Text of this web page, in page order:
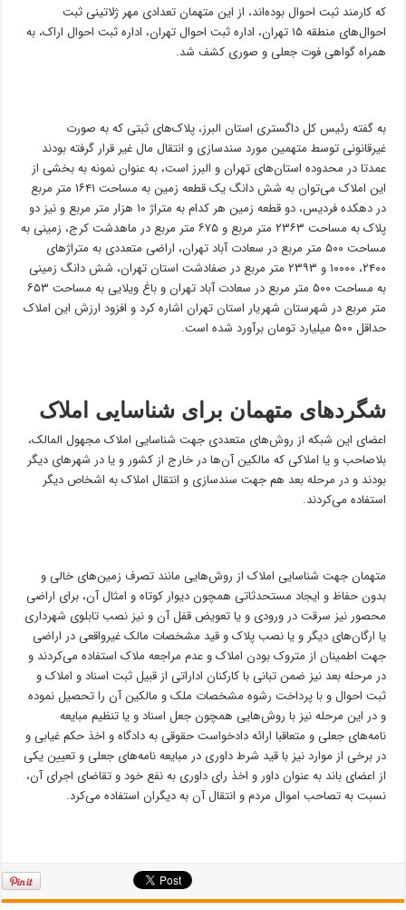
که کارمند ثبت احوال بوده‌اند، از این متهمان تعدادی مهر ژلاتینی ثبت
احوال‌های منطقه ۱۵ تهران، اداره ثبت احوال تهران، اداره ثبت احوال اراک، به
همراه گواهی فوت جعلی و صوری کشف شد.
به گفته رئیس کل داگستری استان البرز، پلاک‌های ثبتی که به صورت
غیرقانونی توسط متهمین مورد سندسازی و انتقال مال غیر قرار گرفته بودند
عمدتا در محدوده استان‌های تهران و البرز است، به عنوان نمونه به بخشی از
این املاک می‌توان به شش دانگ یک قطعه زمین به مساحت ۱۶۴۱ متر مربع
در دهکده فردیس، دو قطعه زمین هر کدام به متراژ ۱۰ هزار متر مربع و نیز دو
پلاک به مساحت ۲۳۶۳ متر مربع و ۶۷۵ متر مربع در ماهدشت کرج، زمینی به
مساحت ۵۰۰ متر مربع در سعادت آباد تهران، اراضی متعددی به متراژ‌های
۲۴۰۰، ۱۰۰۰۰ و ۲۳۹۳ متر مربع در صفادشت استان تهران، شش دانگ زمینی
به مساحت ۵۰۰ متر مربع در سعادت آباد تهران و باغ ویلایی به مساحت ۶۵۳
متر مربع در شهرستان شهریار استان تهران اشاره کرد و افزود ارزش این املاک
حداقل ۵۰۰ میلیارد تومان برآورد شده است.
شگرد‌های متهمان برای شناسایی املاک
اعضای این شبکه از روش‌های متعددی جهت شناسایی املاک مجهول المالک،
بلاصاحب و یا املاکی که مالکین آن‌ها در خارج از کشور و یا در شهر‌های دیگر
بودند و در مرحله بعد هم جهت سندسازی و انتقال املاک به اشخاص دیگر
استفاده می‌کردند.
متهمان جهت شناسایی املاک از روش‌هایی مانند تصرف زمین‌های خالی و
بدون حفاظ و ایجاد مستحدثاتی همچون دیوار کوتاه و امثال آن، برای اراضی
محصور نیز سرقت در ورودی و یا تعویض قفل آن و نیز نصب تابلوی شهرداری
یا ارگان‌های دیگر و یا نصب پلاک و قید مشخصات مالک غیرواقعی در اراضی
جهت اطمینان از متروک بودن املاک و عدم مراجعه ملاک استفاده می‌کردند و
در مرحله بعد نیز ضمن تبانی با کارکنان اداراتی از قبیل ثبت اسناد و املاک و
ثبت احوال و با پرداخت رشوه مشخصات ملک و مالکین آن را تحصیل نموده
و در این مرحله نیز با روش‌هایی همچون جعل اسناد و یا تنظیم مبایعه
نامه‌های جعلی و متعاقبا ارائه دادخواست حقوقی به دادگاه و اخذ حکم غیابی و
در برخی از موارد نیز با قید شرط داوری در مبایعه نامه‌های جعلی و تعیین یکی
از اعضای باند به عنوان داور و اخذ رای داوری به نفع خود و تقاضای اجرای آن،
نسبت به تصاحب اموال مردم و انتقال آن به دیگران استفاده می‌کرد.